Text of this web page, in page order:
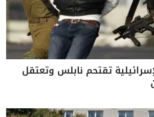
تقتحم نابلس وتعتقل